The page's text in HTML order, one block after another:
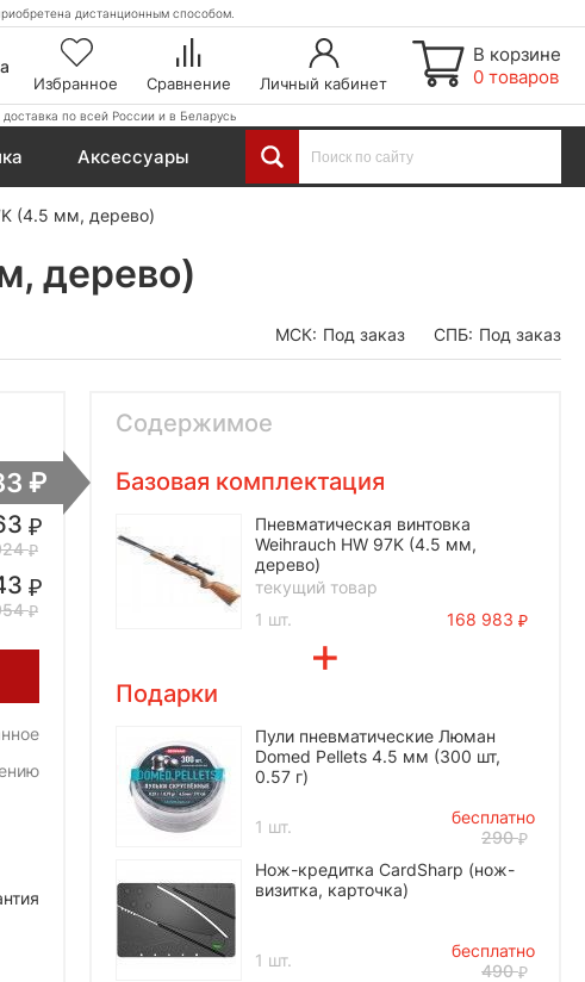
дистанционным способом.
Избранное Сравнение Личный кабинет
В корзине
0 товаров
по всей России и в Беларусь
Аксессуары
(4.5 мм, дерево)
дерево)
МСК: Под заказ СПБ: Под заказ
Содержимое
Базовая комплектация
Пневматическая винтовка
Weihrauch HW 97K (4.5 мм,
дерево)
текущий товар
1 шт.
168 983
Подарки
Пули пневматические Люман
Domed Pellets 4.5 мм (300 шт,
0.57 г)
1 шт.
бесплатно
290
Нож-кредитка CardSharp (нож-
визитка, карточка)
1 шт.
бесплатно
490